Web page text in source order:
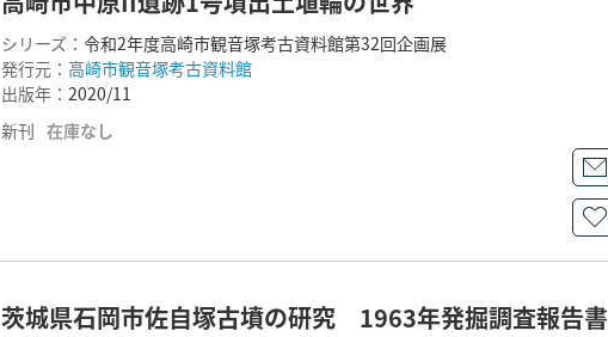
シリーズ： 令和2年度高崎市観音塚考古資料館第32回企画展
発行元： 高崎市観音塚考古資料館
出版年： 2020/11
新刊 在庫なし
茨城県石岡市佐自塚古墳の研究 1963年発掘調査報告書